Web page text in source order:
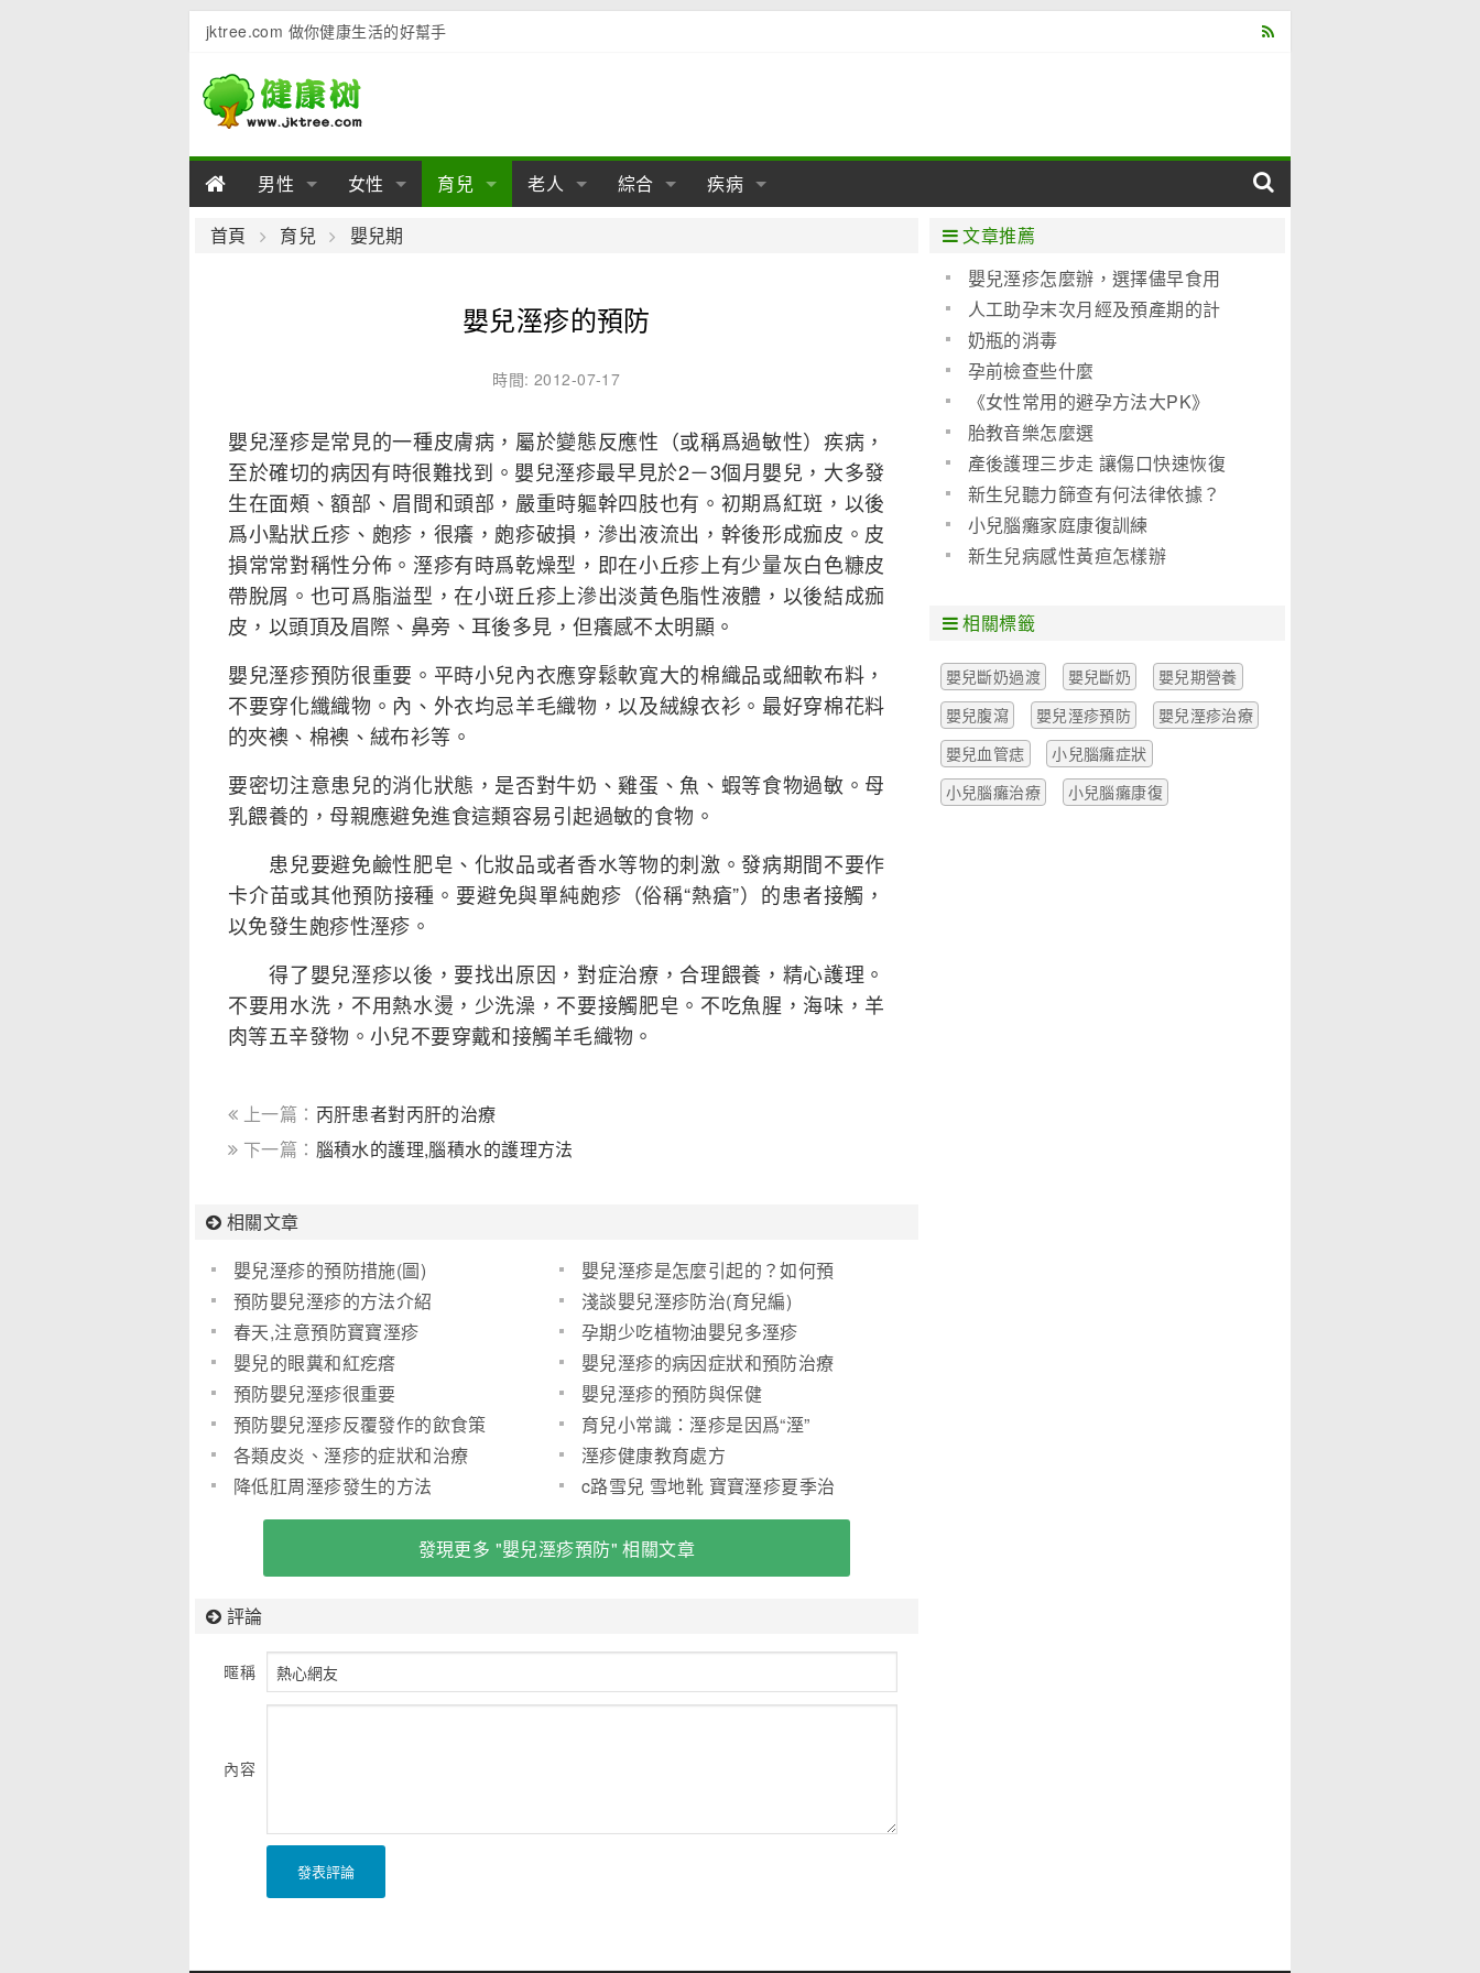
jktree.com 做你健康生活的好幫手
男性
男性陽痿
男性早泄
男性疾病
女性
女性乳房
女性生理 女性疾病
育兒
幼兒期
學前期 母嬰用品
老人
老人用品
老人護理
綜合
亞健康
疾病
肝病
泌尿科
心血管
內科
首頁 育兒 嬰兒期
嬰兒溼疹的預防
時間: 2012-07-17
嬰兒溼疹是常見的一種皮膚病，屬於變態反應性（或稱爲過敏性）疾病，
至於確切的病因有時很難找到。嬰兒溼疹最早見於2－3個月嬰兒，大多發
生在面頰、額部、眉間和頭部，嚴重時軀幹四肢也有。初期爲紅斑，以後
爲小點狀丘疹、皰疹，很癢，皰疹破損，滲出液流出，幹後形成痂皮。皮
損常常對稱性分佈。溼疹有時爲乾燥型，即在小丘疹上有少量灰白色糠皮
帶脫屑。也可爲脂溢型，在小斑丘疹上滲出淡黃色脂性液體，以後結成痂
皮，以頭頂及眉際、鼻旁、耳後多見，但癢感不太明顯。
嬰兒溼疹預防很重要。平時小兒內衣應穿鬆軟寬大的棉織品或細軟布料，
不要穿化纖織物。內、外衣均忌羊毛織物，以及絨線衣衫。最好穿棉花料
的夾襖、棉襖、絨布衫等。
要密切注意患兒的消化狀態，是否對牛奶、雞蛋、魚、蝦等食物過敏。母
乳餵養的，母親應避免進食這類容易引起過敏的食物。
患兒要避免鹼性肥皂、化妝品或者香水等物的刺激。發病期間不要作
卡介苗或其他預防接種。要避免與單純皰疹（俗稱“熱瘡”）的患者接觸，
以免發生皰疹性溼疹。
得了嬰兒溼疹以後，要找出原因，對症治療，合理餵養，精心護理。
不要用水洗，不用熱水燙，少洗澡，不要接觸肥皂。不吃魚腥，海味，羊
肉等五辛發物。小兒不要穿戴和接觸羊毛織物。
上一篇： 丙肝患者對丙肝的治療
下一篇： 腦積水的護理,腦積水的護理方法
相關文章
嬰兒溼疹的預防措施(圖)
嬰兒溼疹是怎麼引起的？如何預
防
預防嬰兒溼疹的方法介紹
淺談嬰兒溼疹防治(育兒編)
春天,注意預防寶寶溼疹
孕期少吃植物油嬰兒多溼疹
嬰兒的眼糞和紅疙瘩
嬰兒溼疹的病因症狀和預防治療
預防嬰兒溼疹很重要
嬰兒溼疹的預防與保健
預防嬰兒溼疹反覆發作的飲食策
略
育兒小常識：溼疹是因爲“溼”
嗎？
各類皮炎、溼疹的症狀和治療
溼疹健康教育處方
降低肛周溼疹發生的方法
c路雪兒 雪地靴 寶寶溼疹夏季治
療六部曲(圖)
發現更多 "嬰兒溼疹預防" 相關文章
評論
暱稱
內容
發表評論
文章推薦
嬰兒溼疹怎麼辦，選擇儘早食用
聖 元優博
人工助孕末次月經及預產期的計
算方法
奶瓶的消毒
孕前檢查些什麼
《女性常用的避孕方法大PK》
(圖)胎教音樂怎麼選
產後護理三步走 讓傷口快速恢復
新生兒聽力篩查有何法律依據？
小兒腦癱家庭康復訓練
新生兒病感性黃疸怎樣辦
相關標籤
嬰兒斷奶過渡 嬰兒斷奶
嬰兒期營養
嬰兒腹瀉
嬰兒溼疹預防
嬰兒溼疹治療
嬰兒血管痣
小兒腦癱症狀
小兒腦癱治療
小兒腦癱康復